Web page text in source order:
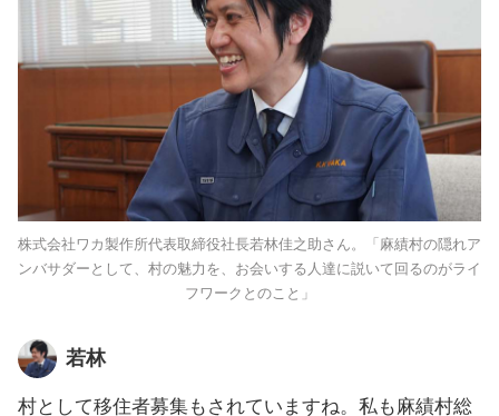
株式会社ワカ製作所代表取締役社長若林佳之助さん。「麻績村の隠れア
ンバサダーとして、村の魅力を、お会いする人達に説いて回るのがライ
フワークとのこと」
若林
村として移住者募集もされていますね。私も麻績村総